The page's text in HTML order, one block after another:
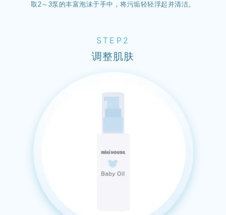
取2～3泵的丰富泡沫于手中，将污垢轻轻浮起并清洁。
STEP2
调整肌肤